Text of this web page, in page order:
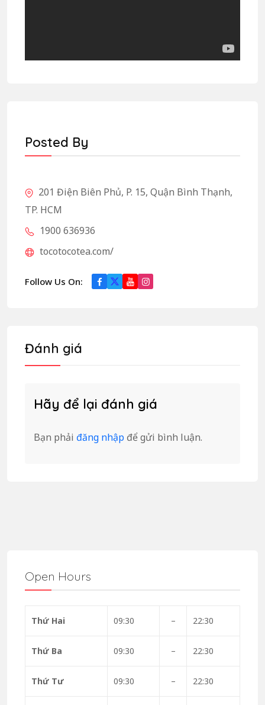
Posted By
201 Điện Biên Phủ, P. 15, Quận Bình Thạnh,
TP. HCM
1900 636936
tocotocotea.com/
Follow Us On:
Đánh giá
Hãy để lại đánh giá
Bạn phải đăng nhập để gửi bình luận.
Open Hours
Thứ Hai 09:30 – 22:30
Thứ Ba 09:30 – 22:30
Thứ Tư 09:30 – 22:30